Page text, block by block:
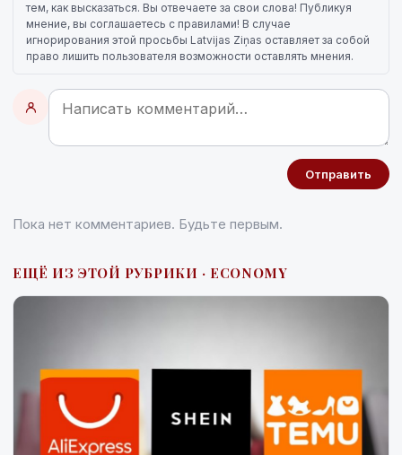
тем, как высказаться. Вы отвечаете за свои слова! Публикуя
мнение, вы соглашаетесь с правилами! В случае
игнорирования этой просьбы Latvijas Ziņas оставляет за собой
право лишить пользователя возможности оставлять мнения.
Отправить
Пока нет комментариев. Будьте первым.
ЕЩЁ ИЗ ЭТОЙ РУБРИКИ · ECONOMY